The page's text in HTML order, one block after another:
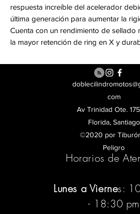
respuesta increíble del acelerador
última generación para aumentar la
Cuenta con un rendimiento de sellado
la mayor retención de ring en X y
com
Av Trinidad Ote.
Florida, Santiago
©2020 por
Peligro
Horarios de
Lunes a Viernes:
- 18:30 pm